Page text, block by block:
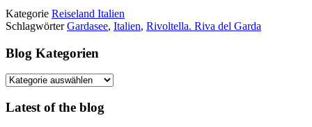
Kategorie Reiseland Italien
SchlagwörterGardasee, Italien, Rivoltella. Riva del Garda
Blog Kategorien
Blog
Latest of the blog